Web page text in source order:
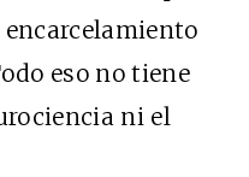
eso no tiene
ni el